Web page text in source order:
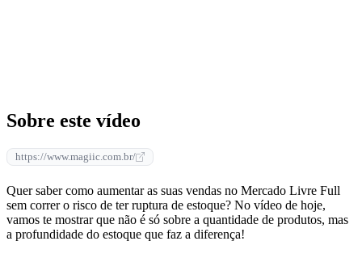
Sobre este vídeo
https://www.magiic.com.br/
Quer saber como aumentar as suas vendas no Mercado Livre Full
sem correr o risco de ter ruptura de estoque? No vídeo de hoje,
vamos te mostrar que não é só sobre a quantidade de produtos, mas
a profundidade do estoque que faz a diferença!